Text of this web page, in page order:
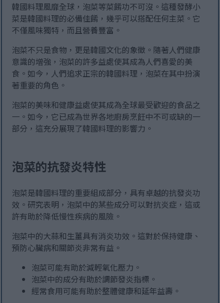
韓國料理風靡全球，泡菜等菜餚功不可沒。這種發酵小
菜是韓國料理的必備佳餚，幾乎可以搭配任何主菜。它
不僅風味獨特，而且營養豐富。
泡菜不只是食物，更是韓國文化的象徵。隨著人們健康
意識的增強，泡菜的許多益處使其成為人們喜愛的美
食。如今，人們追求正宗的韓國料理，泡菜在其中扮演
著重要的角色。
泡菜的美味和健康益處使其成為全球最受歡迎的食品之
一。如今，它已成為世界各地廚房烹飪中不可或缺的一
部分，這充分展現了韓國料理的影響力。
泡菜的抗發炎特性
泡菜是韓國料理的重要組成部分，具有卓越的抗發炎功
效。研究表明，泡菜中的某些成分可以對抗炎症，這或
許有助於降低慢性疾病的風險。
泡菜中的大蒜和生薑具有消炎功效。這對於保持健康、
預防心臟病和關節炎非常有益。
泡菜可能有助於減輕氧化壓力。
泡菜中的成分有助於調節發炎指標。
經常食用可能有助於整體健康和延年益壽。